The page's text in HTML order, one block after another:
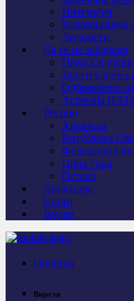
Интервјуи
Колонизација
Личности
Да се не заборави
Први
Други
Одбрамбено
Агресија
Регион
Хрватска
Република
Федерација
Црна Гора
Остало
Дијаспора
Спорт
Видео
Почетна
Вијести